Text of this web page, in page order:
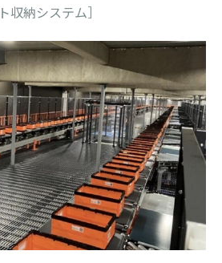
収納システム］